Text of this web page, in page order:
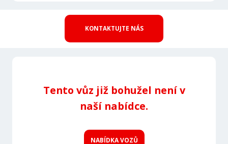
KONTAKTUJTE NÁS
Tento vůz již bohužel není v
naší nabídce.
NABÍDKA VOZŮ